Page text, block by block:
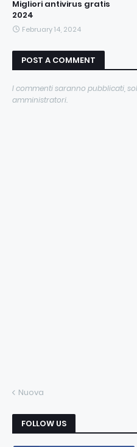
Migliori antivirus gratis
2024
February 14, 2024
POST A COMMENT
I commenti saranno pubblicati,
amministratori.
Nuova
FOLLOW US